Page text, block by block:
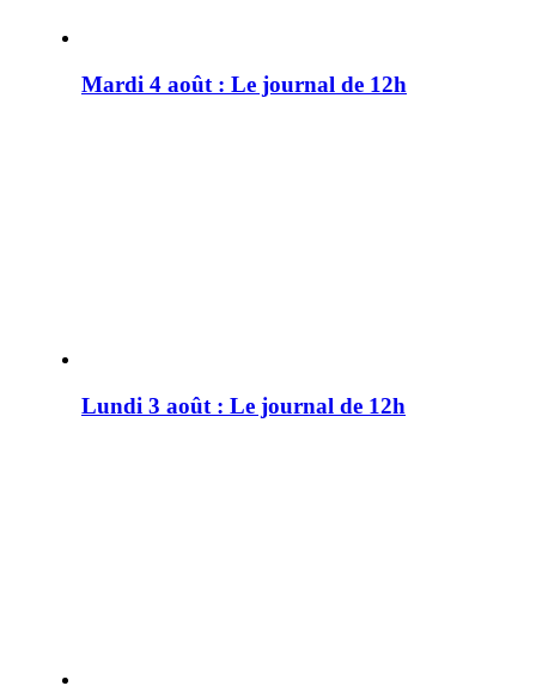
Mardi 4 août : Le journal de 12h
Lundi 3 août : Le journal de 12h